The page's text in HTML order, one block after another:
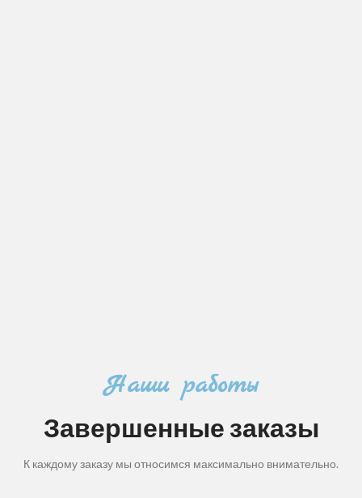
Наши работы
Завершенные заказы
К каждому заказу мы относимся максимально внимательно.